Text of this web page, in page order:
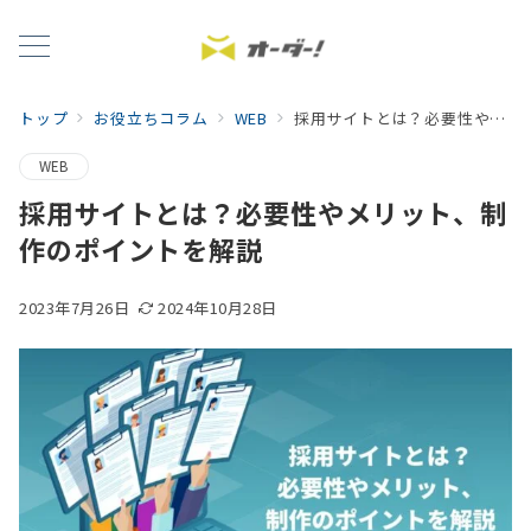
トップ お役立ちコラム WEB 採用サイトとは？必要性やメリット、制作のポイントを解説
WEB
採用サイトとは？必要性やメリット、制
作のポイントを解説
2023年7月26日 2024年10月28日